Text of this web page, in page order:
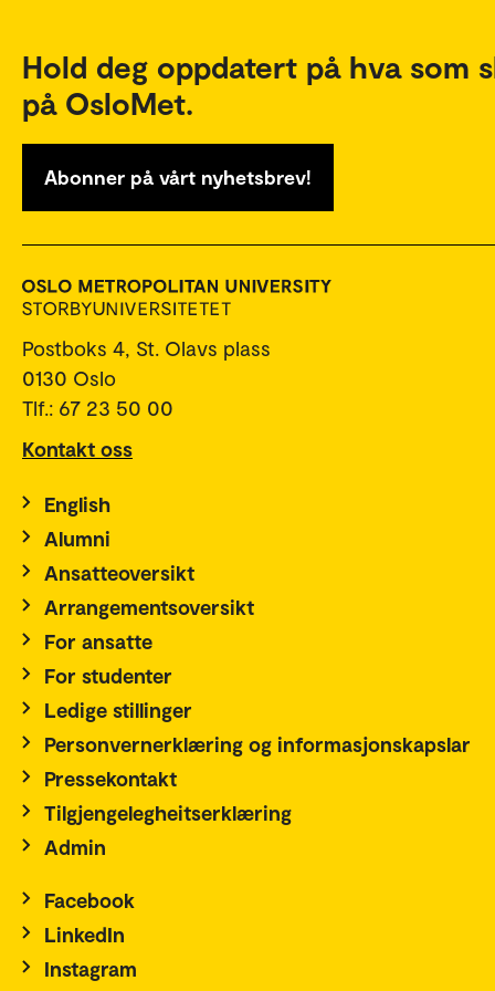
Hold deg oppdatert på hva som
på OsloMet.
Abonner på vårt nyhetsbrev!
Postboks 4, St. Olavs plass
0130 Oslo
Tlf.: 67 23 50 00
Kontakt oss
English
Alumni
Ansatteoversikt
Arrangementsoversikt
For ansatte
For studenter
Ledige stillinger
Personvernerklæring og informasjonskapslar
Pressekontakt
Tilgjengelegheitserklæring
Admin
Facebook
LinkedIn
Instagram